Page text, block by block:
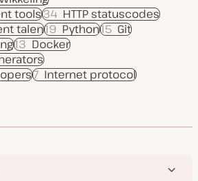
tools
HTTP statuscodes
34
talen
Python
19 Git
15
Docker
13
Internet protocol
7